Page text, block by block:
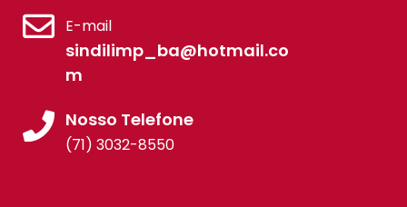
E-mail
sindilimp_ba@hotmail.co
m
Nosso Telefone
(71) 3032-8550